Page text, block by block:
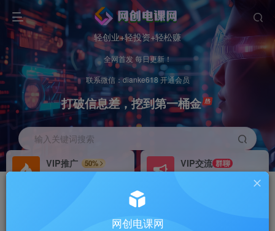
轻创业+轻投资+轻松赚
全网首发 每日更新！
联系微信：dianke618 开通会员
打破信息差，挖到第一桶金
输入关键词搜索
VIP推广
50%
VIP交流 群聊
研究探讨更多创业项目路子。
搭建同款网站，自己当老板
网创电课网